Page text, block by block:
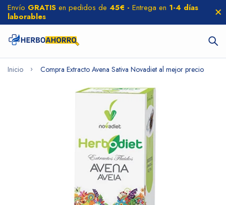
Envío GRATIS en pedidos de 45€ - Entrega en 1-4 días
laborables
Inicio Compra Extracto Avena Sativa Novadiet al mejor precio